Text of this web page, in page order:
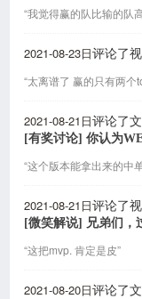
“我觉得赢的队比输的队
2021-08-23日评论了
“太离谱了 赢的只有两个
2021-08-21日评论了
“这个版本能拿出来的中
2021-08-21日评论了
“这把mvp. 肯定是皮”
2021-08-20日评论了